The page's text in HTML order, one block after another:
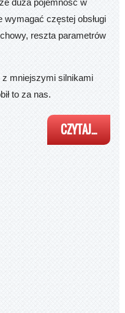
częstej obsługi
reszta parametrów
mniejszymi silnikami
to za nas.
CZYTAJ...